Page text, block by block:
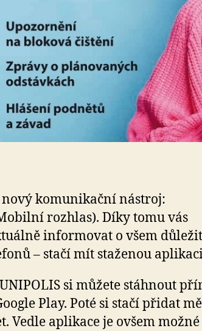
nový komunikační nástroj:
rozhlas). Díky tomu vás
informovat o všem
– stačí mít staženou
si můžete stáhnout
Play. Poté si stačí přidat
Vedle aplikace je ovšem možné